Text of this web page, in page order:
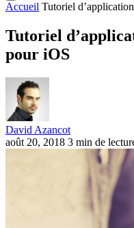
Accueil Tutoriel
Tutoriel
pour iOS
David Azancot
août 20, 2018 3 min de